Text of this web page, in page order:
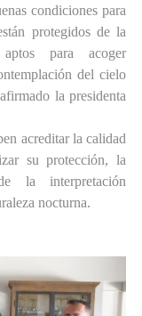
condiciones para
protegidos de la
aptos para acoger
del cielo
la presidenta
acreditar la calidad
su protección, la
la interpretación
nocturna.